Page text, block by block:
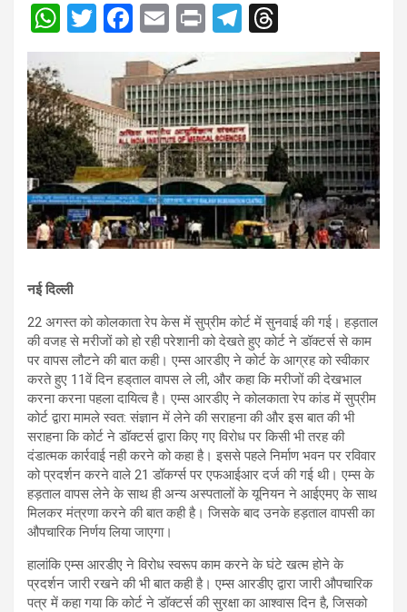
W
h
at
s
A
p
p
T
tt
er
F
ce
b
o
o
k
E
ail
Pr
t
T
e
gr
a
m
e
a
d
s
नई दिल्ली
22 अगस्त को कोलकाता रेप केस में सुप्रीम कोर्ट में सुनवाई की गई। हड़ताल
की वजह से मरीजों को हो रही परेशानी को देखते हुए कोर्ट ने डॉक्टर्स से काम
पर वापस लौटने की बात कही। एम्स आरडीए ने कोर्ट के आग्रह को स्वीकार
करते हुए 11वें दिन हड‍्ताल वापस ले ली, और कहा कि मरीजों की देखभाल
करना करना पहला दायित्व है। एम्स आरडीए ने कोलकाता रेप कांड में सुप्रीम
कोर्ट द्वारा मामले स्वत: संज्ञान में लेने की सराहना की और इस बात की भी
सराहना कि कोर्ट ने डॉक्टर्स द्वारा किए गए विरोध पर किसी भी तरह की
दंडात्मक कार्रवाई नही करने को कहा है। इससे पहले निर्माण भवन पर रविवार
को प्रदर्शन करने वाले 21 डॉकर्ग्स पर एफआईआर दर्ज की गई थी। एम्स के
हड़ताल वापस लेने के साथ ही अन्य अस्पतालों के यूनियन ने आईएमए के साथ
मिलकर मंत्रणा करने की बात कही है। जिसके बाद उनके हड़ताल वापसी का
औपचारिक निर्णय लिया जाएगा।
हालांकि एम्स आरडीए ने विरोध स्वरूप काम करने के घंटे खत्म होने के
प्रदर्शन जारी रखने की भी बात कही है। एम्स आरडीए द्वारा जारी औपचारिक
पत्र में कहा गया कि कोर्ट ने डॉक्टर्स की सुरक्षा का आश्वास दिन है, जिसको